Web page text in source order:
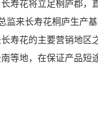
寿花将立足桐庐郡
来长寿花桐庐生产
寿花的主要营销地
等地，在保证产品